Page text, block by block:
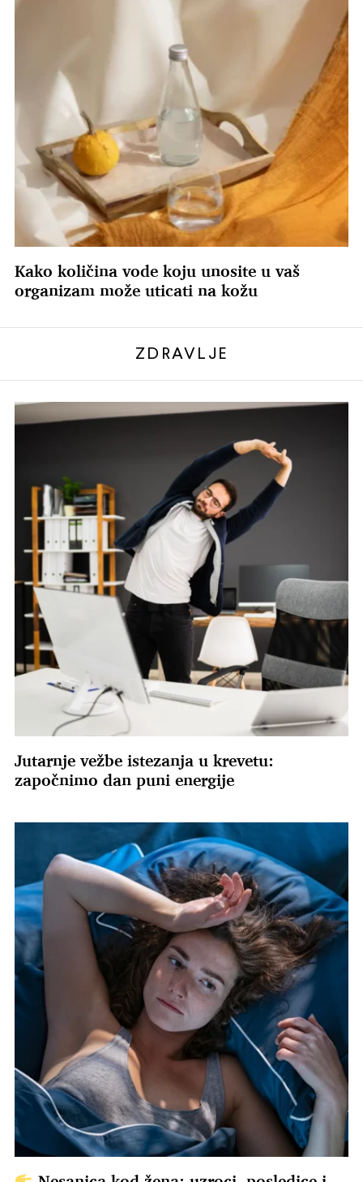
Kako količina vode koju unosite u vaš
organizam može uticati na kožu
ZDRAVLJE
Jutarnje vežbe istezanja u krevetu:
započnimo dan puni energije